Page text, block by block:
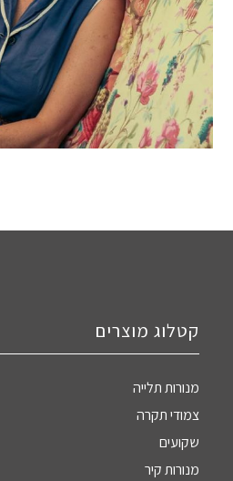
קטלוג מוצרים
מנורות תלייה
צמודי תקרה
שקועים
מנורות קיר